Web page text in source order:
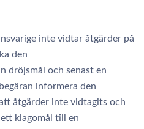
inte vidtar åtgärder på
den
dröjsmål och senast en
informera den
åtgärder inte vidtagits och
klagomål till en